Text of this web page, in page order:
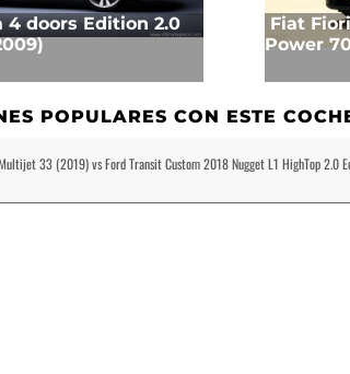
4 doors Edition 2.0
Fiat
Power
POPULARES CON ESTE
33 (2019) vs Ford Transit Custom 2018 Nugget L1 HighTop